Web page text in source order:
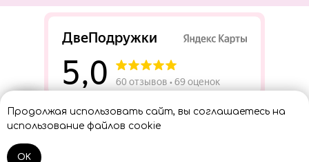
Продолжая использовать сайт, вы соглашаетесь на
использование файлов cookie
OK
Разработать сайт
Консультант